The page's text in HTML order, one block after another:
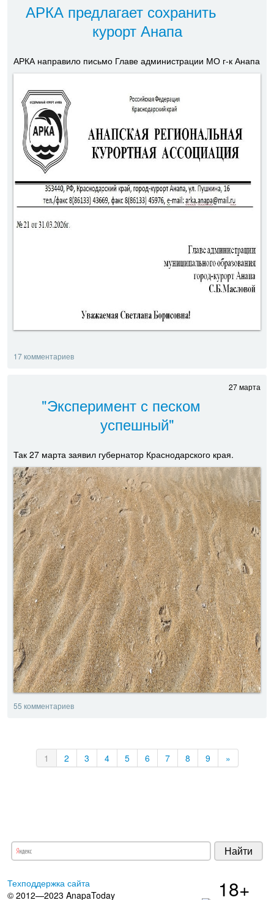
АРКА предлагает сохранить
курорт Анапа
АРКА направило письмо Главе администрации МО г-к Анапа
17 комментариев
27 марта
"Эксперимент с песком
успешный"
Так 27 марта заявил губернатор Краснодарского края.
55 комментариев
1 2 3 4 5 6 7 8 9 »
Техподдержка сайта
© 2012—2023 AnapaToday
18+